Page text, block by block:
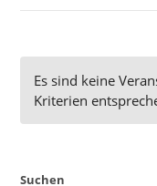
Es sind keine
Kriterien
Suchen